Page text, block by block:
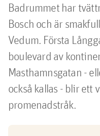
Badrummet har
Bosch och är
Vedum. Första
boulevard av
Masthamnsgatan -
också kallas - blir ett
promenadstråk.